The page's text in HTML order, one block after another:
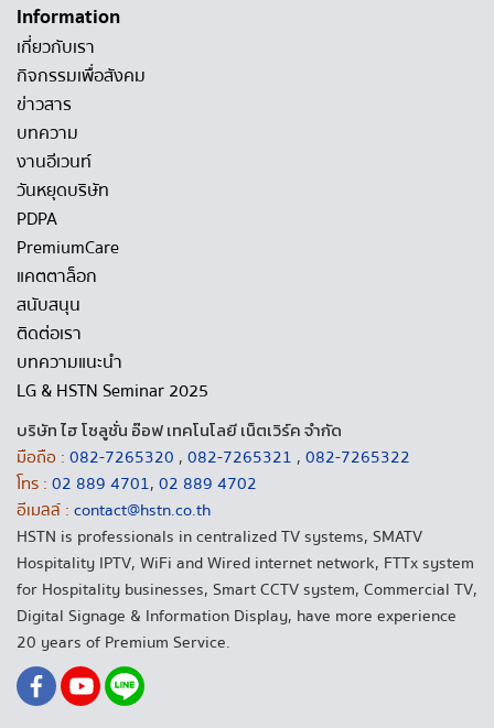
Information
เกี่ยวกับเรา
กิจกรรมเพื่อสังคม
ข่าวสาร
บทความ
งานอีเวนท์
วันหยุดบริษัท
PDPA
PremiumCare
แคตตาล็อก
สนับสนุน
ติดต่อเรา
บทความแนะนำ
LG & HSTN Seminar 2025
บริษัท ไฮ โซลูชั่น อ๊อฟ เทคโนโลยี เน็ตเวิร์ค จำกัด
มือถือ : 082-7265320 , 082-7265321 , 082-7265322
โทร : 02 889 4701, 02 889 4702
อีเมลล์ : contact@hstn.co.th
HSTN is professionals in centralized TV systems, SMATV
Hospitality IPTV, WiFi and Wired internet network, FTTx system
for Hospitality businesses, Smart CCTV system, Commercial TV,
Digital Signage & Information Display, have more experience
20 years of Premium Service.